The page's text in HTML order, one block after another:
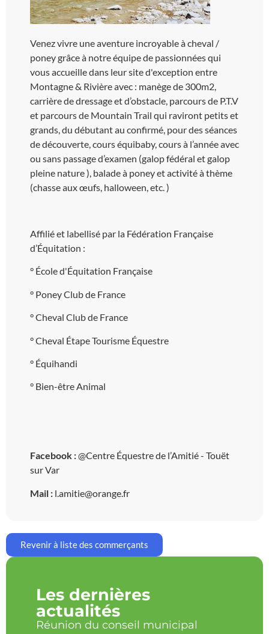
Venez vivre une aventure incroyable à cheval /
poney grâce à notre équipe de passionnées qui
vous accueille dans leur site d'exception entre
Montagne & Rivière avec : manège de 300m2,
carrière de dressage et d’obstacle, parcours de P.T.V
et parcours de Mountain Trail qui raviront petits et
grands, du débutant au confirmé, pour des séances
de découverte, cours équibaby, cours à l’année avec
ou sans passage d’examen (galop fédéral et galop
pleine nature ), balade à poney et activité à thème
(chasse aux œufs, halloween, etc. )
Affilié et labellisé par la Fédération Française
d’Équitation :
° École d'Équitation Française
° Poney Club de France
° Cheval Club de France
° Cheval Étape Tourisme Équestre
° Équihandi
° Bien-être Animal
Facebook :@Centre Équestre de l’Amitié - Touët
sur Var
Mail : l.amitie@orange.fr
Revenir à liste des commerçants
Les dernières
actualités
Réunion du conseil municipal